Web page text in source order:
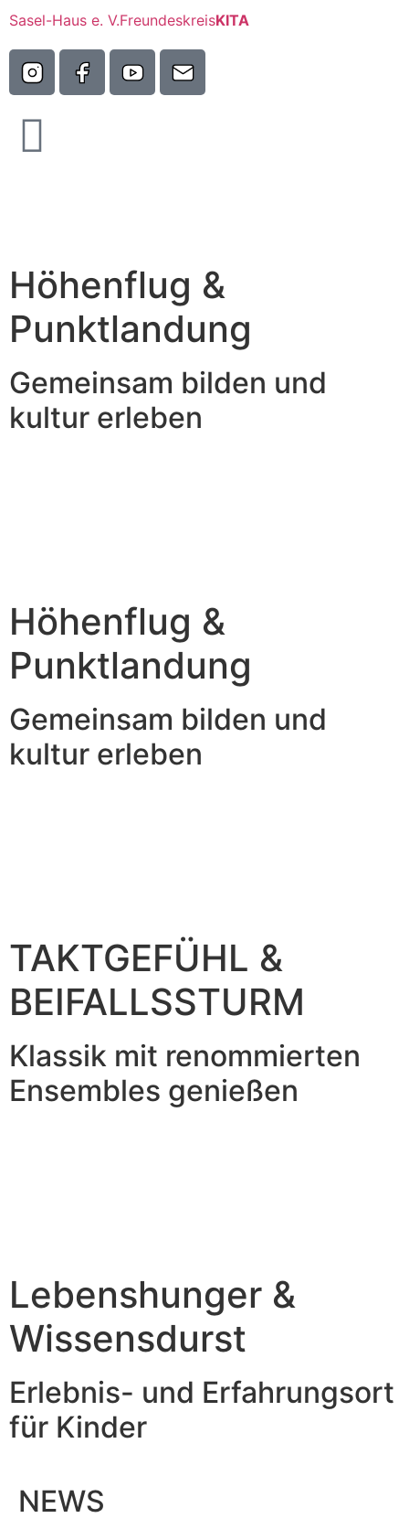
Sasel-Haus e. V.FreundeskreisKITA
Höhenflug &
Punktlandung
Gemeinsam bilden und
kultur erleben
Höhenflug &
Punktlandung
Gemeinsam bilden und
kultur erleben
TAKTGEFÜHL &
BEIFALLSSTURM
Klassik mit renommierten
Ensembles genießen
Lebenshunger &
Wissensdurst
Erlebnis- und Erfahrungsort
für Kinder
NEWS